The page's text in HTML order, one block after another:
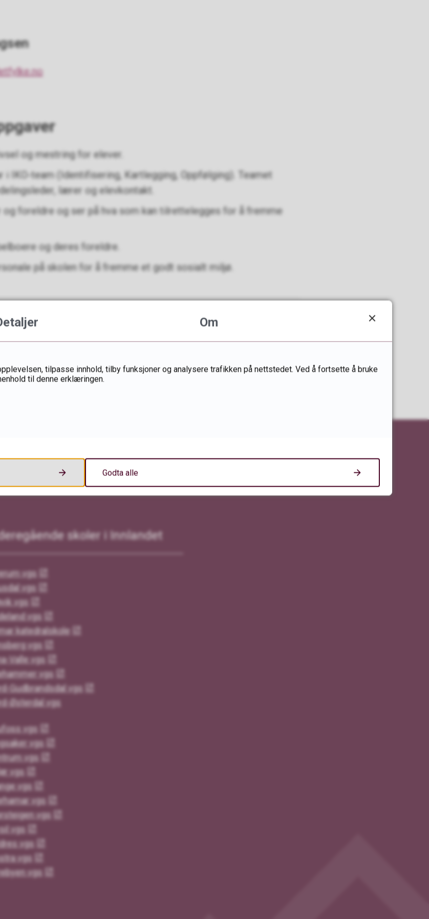
og mestring for elever.
IKO-team (Identifisering, Kartlegging, Oppfølging). Teamet
lærer og elevkontakt.
og foreldre og ser på hva som kan tilrettelegges for å fremme
og deres foreldre.
på skolen for å fremme et godt sosialt miljø.
Ja Nei
skoler i Innlandet
vgs
vgs
vgs
vgs
katedralskole
vgs
Valle vgs
vgs
Gudbrandsdal vgs
Østerdal vgs
vgs
vgs
vgs
vgs
vgs
vgs
vgs
vgs
vgs
vgs
vgs
Om
tilpasse innhold, tilby funksjoner og analysere trafikken på nettstedet. Ved å fortsette å bruke
til denne erklæringen.
Godta alle